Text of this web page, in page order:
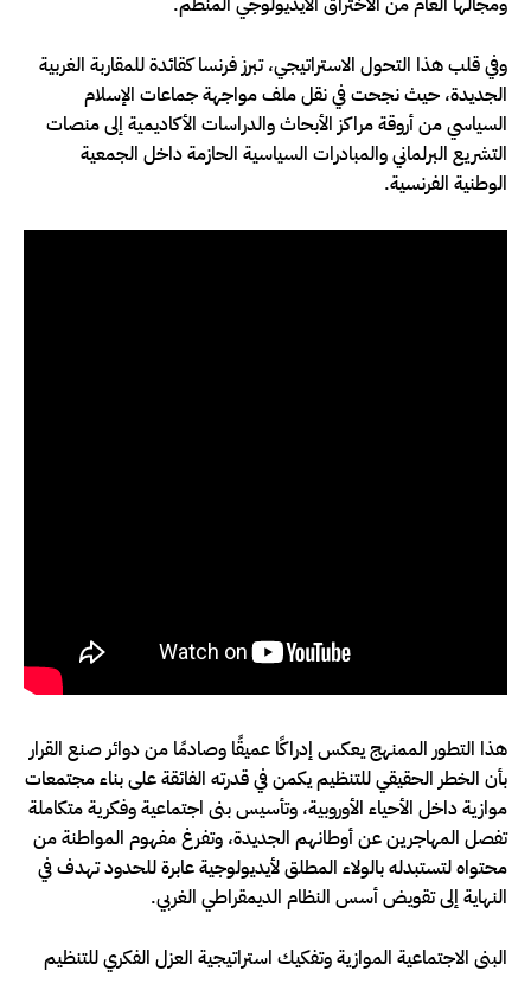
وفي قلب هذا التحول الاستراتيجي، تبرز فرنسا كقائدة للمقاربة الغربية
الجديدة، حيث نجحت في نقل ملف مواجهة جماعات الإسلام
السياسي من أروقة مراكز الأبحاث والدراسات الأكاديمية إلى منصات
التشريع البرلماني والمبادرات السياسية الحازمة داخل الجمعية
الوطنية الفرنسية.
هذا التطور الممنهج يعكس إدراكًا عميقًا وصادمًا من دوائر صنع القرار
بأن الخطر الحقيقي للتنظيم يكمن في قدرته الفائقة على بناء مجتمعات
موازية داخل الأحياء الأوروبية، وتأسيس بنى اجتماعية وفكرية متكاملة
تفصل المهاجرين عن أوطانهم الجديدة، وتفرغ مفهوم المواطنة من
محتواه لتستبدله بالولاء المطلق لأيديولوجية عابرة للحدود تهدف في
النهاية إلى تقويض أسس النظام الديمقراطي الغربي.
البنى الاجتماعية الموازية وتفكيك استراتيجية العزل الفكري للتنظيم